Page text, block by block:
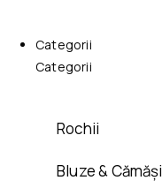
Categorii
Categorii
Rochii
Bluze & Cămăși